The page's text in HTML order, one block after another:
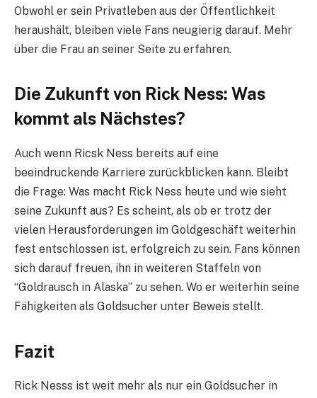
Obwohl er sein Privatleben aus der Öffentlichkeit
heraushält, bleiben viele Fans neugierig darauf. Mehr
über die Frau an seiner Seite zu erfahren.
Die Zukunft von Rick Ness: Was
kommt als Nächstes?
Auch wenn Ricsk Ness bereits auf eine
beeindruckende Karriere zurückblicken kann. Bleibt
die Frage: Was macht Rick Ness heute und wie sieht
seine Zukunft aus? Es scheint, als ob er trotz der
vielen Herausforderungen im Goldgeschäft weiterhin
fest entschlossen ist, erfolgreich zu sein. Fans können
sich darauf freuen, ihn in weiteren Staffeln von
“Goldrausch in Alaska” zu sehen. Wo er weiterhin seine
Fähigkeiten als Goldsucher unter Beweis stellt.
Fazit
Rick Nesss ist weit mehr als nur ein Goldsucher in